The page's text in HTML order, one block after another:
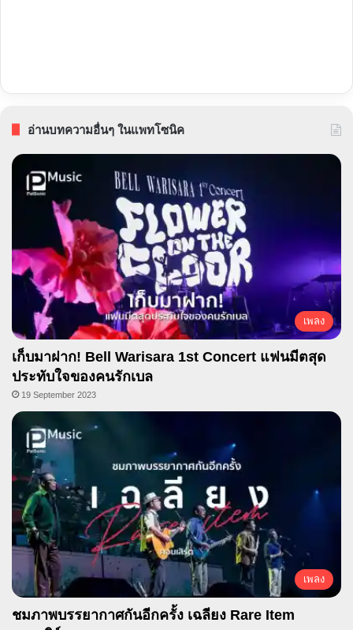
อ่านบทความอื่นๆ ในแพทโซนิค
เพลง
เก็บมาฝาก! Bell Warisara 1st Concert แฟนมีตสุด
ประทับใจของคนรักเบล
19 September 2023
เพลง
ชมภาพบรรยากาศกันอีกครั้ง เฉลียง Rare Item